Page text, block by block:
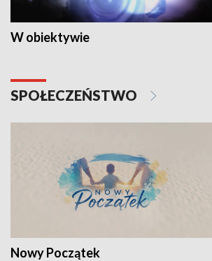
W obiektywie
SPOŁECZEŃSTWO
Nowy Początek